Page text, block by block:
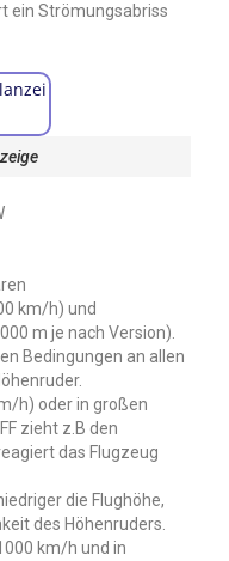
ein Strömungsabriss
km/h) und
m je nach Version).
Bedingungen an allen
h) oder in großen
zieht z.B den
das Flugzeug
die Flughöhe,
des Höhenruders.
km/h und in